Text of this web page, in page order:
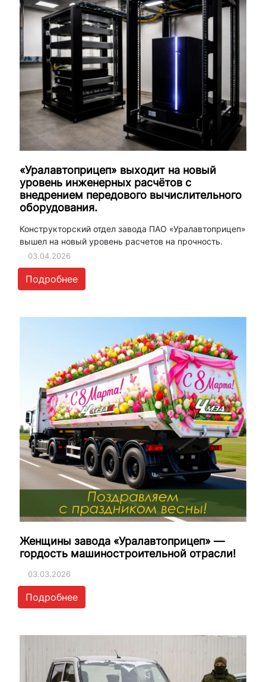
«Уралавтоприцеп» выходит на новый
уровень инженерных расчётов с
внедрением передового вычислительного
оборудования.
Конструкторский отдел завода ПАО «Уралавтоприцеп»
вышел на новый уровень расчетов на прочность.
03.04.2026
Подробнее
Женщины завода «Уралавтоприцеп» —
гордость машиностроительной отрасли!
03.03.2026
Подробнее